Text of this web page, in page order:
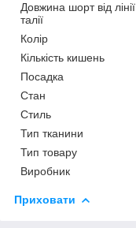
Довжина шорт від лінії
талії
Колір
Кількість кишень
Посадка
Стан
Стиль
Тип тканини
Тип товару
Виробник
Приховати